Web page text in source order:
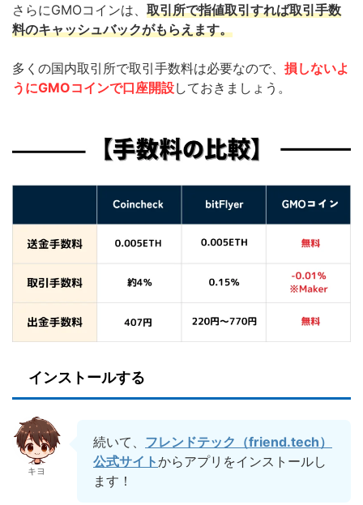
さらにGMOコインは、 取引所で指値取引すれば取引手数
料のキャッシュバックがもらえます。
多くの国内取引所で取引手数料は必要なので、 損しないよ
うにGMOコインで口座開設しておきましょう。
インストールする
キヨ
続いて、 フレンドテック（friend.tech）
公式サイトからアプリをインストールし
ます！